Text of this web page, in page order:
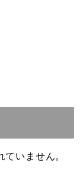
いません。